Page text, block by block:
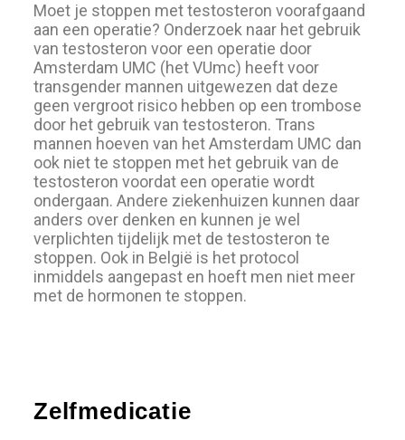
Moet je stoppen met testosteron voorafgaand
aan een operatie? Onderzoek naar het gebruik
van testosteron voor een operatie door
Amsterdam UMC (het VUmc) heeft voor
transgender mannen uitgewezen dat deze
geen vergroot risico hebben op een trombose
door het gebruik van testosteron. Trans
mannen hoeven van het Amsterdam UMC dan
ook niet te stoppen met het gebruik van de
testosteron voordat een operatie wordt
ondergaan. Andere ziekenhuizen kunnen daar
anders over denken en kunnen je wel
verplichten tijdelijk met de testosteron te
stoppen. Ook in België is het protocol
inmiddels aangepast en hoeft men niet meer
met de hormonen te stoppen.
Zelfmedicatie